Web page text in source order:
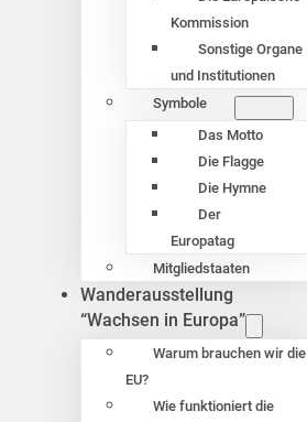
Kommission
Sonstige Organe
und Institutionen
Symbole
Das Motto
Die Flagge
Die Hymne
Der
Europatag
Mitgliedstaaten
Wanderausstellung
“Wachsen in Europa”
Warum brauchen wir die
EU?
Wie funktioniert die